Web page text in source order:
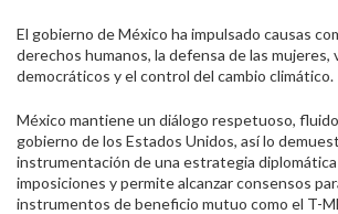
El gobierno de México ha impulsado causas
derechos humanos, la defensa de las mujeres,
democráticos y el control del cambio climático.
México mantiene un diálogo respetuoso,
gobierno de los Estados Unidos, así lo
instrumentación de una estrategia
imposiciones y permite alcanzar consensos
instrumentos de beneficio mutuo como el T-